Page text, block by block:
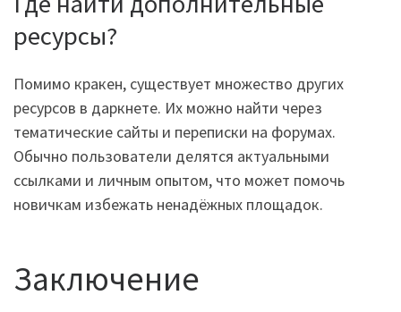
ресурсы?
Помимо кракен, существует множество других
ресурсов в даркнете. Их можно найти через
тематические сайты и переписки на форумах.
Обычно пользователи делятся актуальными
ссылками и личным опытом, что может помочь
новичкам избежать ненадёжных площадок.
Заключение